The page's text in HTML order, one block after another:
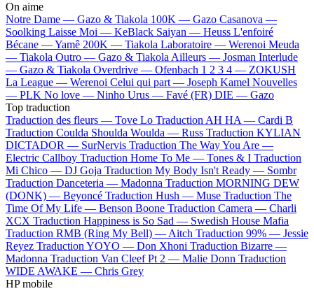
On aime
Notre Dame — Gazo & Tiakola 100K — Gazo Casanova —
Soolking Laisse Moi — KeBlack Saiyan — Heuss L'enfoiré
Bécane —Yamê 200K — Tiakola Laboratoire — Werenoi Meuda
— Tiakola Outro — Gazo & TiakolaAilleurs — Josman Interlude
— Gazo & Tiakola Overdrive — Ofenbach 1 2 3 4 — ZOKUSH
La League — Werenoi Celui qui part — Joseph Kamel Nouvelles
— PLK No love — Ninho Urus — Favé (FR) DIE — Gazo
Top traduction
Traduction des fleurs — Tove Lo Traduction AH HA — Cardi B
Traduction Coulda Shoulda Woulda — Russ Traduction KYLIAN
DICTADOR — SurNervis Traduction The Way You Are —
Electric Callboy Traduction Home To Me — Tones & I Traduction
Mi Chico — DJ Goja Traduction My Body Isn't Ready — Sombr
Traduction Danceteria — Madonna Traduction MORNING DEW
(DONK) — Beyoncé Traduction Hush — Muse Traduction The
Time Of My Life — Benson Boone Traduction Camera — Charli
XCX Traduction Happiness is So Sad — Swedish House Mafia
Traduction RMB (Ring My Bell) —Aitch Traduction 99% — Jessie
Reyez Traduction YOYO — Don Xhoni Traduction Bizarre —
Madonna Traduction Van Cleef Pt 2 — Malie Donn Traduction
WIDE AWAKE — Chris Grey
HP mobile